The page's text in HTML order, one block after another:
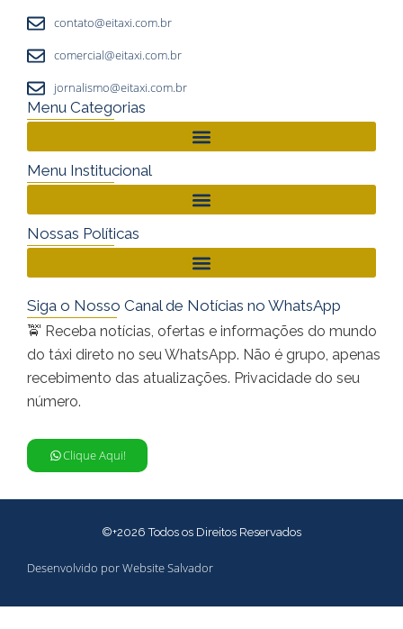
contato@eitaxi.com.br
comercial@eitaxi.com.br
jornalismo@eitaxi.com.br
Menu Categorias
Menu Institucional
Nossas Políticas
Siga o Nosso Canal de Notícias no WhatsApp
🚖 Receba notícias, ofertas e informações do mundo
do táxi direto no seu WhatsApp. Não é grupo, apenas
recebimento das atualizações. Privacidade do seu
número.
Clique Aqui!
©+2026 Todos os Direitos Reservados
Desenvolvido por Website Salvador